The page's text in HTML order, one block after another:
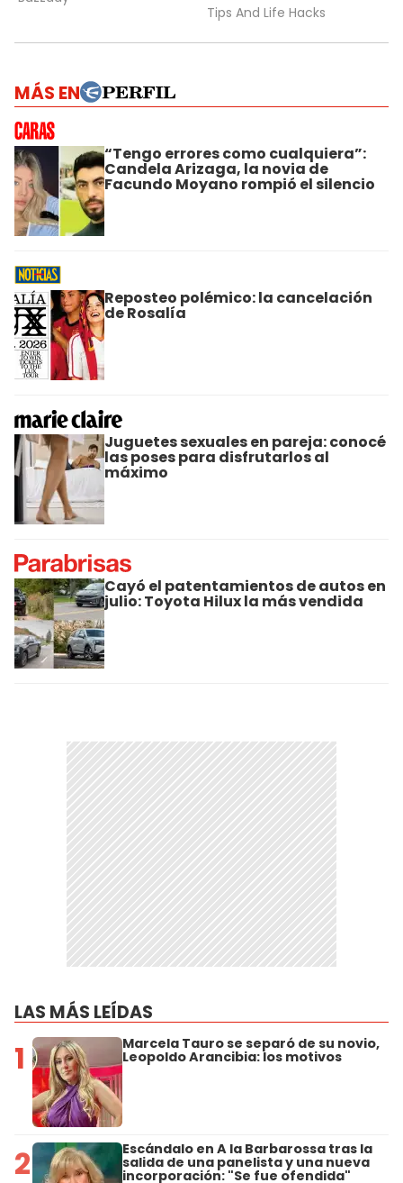
MÁS EN
“Tengo errores como cualquiera”:
Candela Arizaga, la novia de
Facundo Moyano rompió el silencio
Reposteo polémico: la cancelación
de Rosalía
Juguetes sexuales en pareja: conocé
las poses para disfrutarlos al
máximo
Cayó el patentamientos de autos en
julio: Toyota Hilux la más vendida
LAS MÁS LEÍDAS
1 Marcela Tauro se separó de su novio,
Leopoldo Arancibia: los motivos
2 Escándalo en A la Barbarossa tras la
salida de una panelista y una nueva
incorporación: "Se fue ofendida"